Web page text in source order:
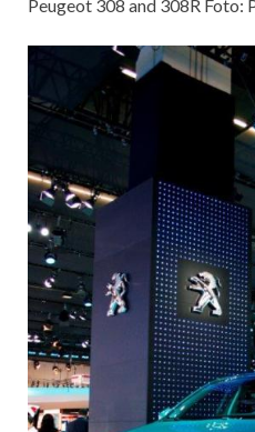
Peugeot 308 and 308R